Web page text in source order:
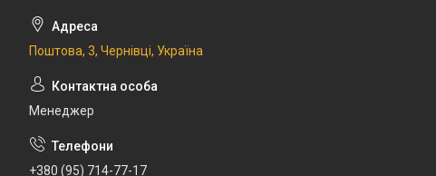
Поштова, 3, Чернівці, Україна
Менеджер
+380 (95) 714-77-17